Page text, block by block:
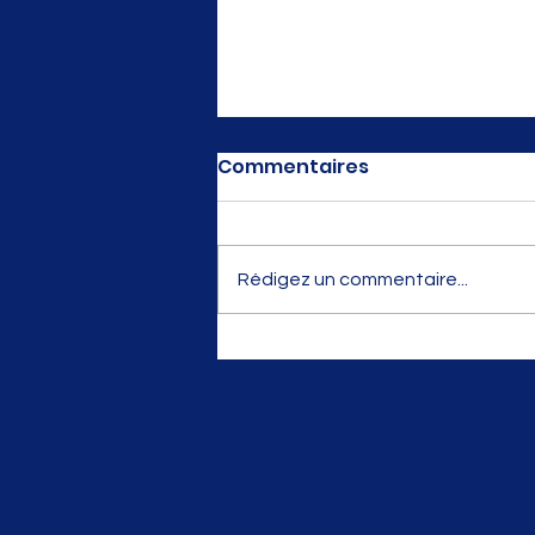
Raid UGSEL 47 édition
Commentaires
Rédigez un commentaire...